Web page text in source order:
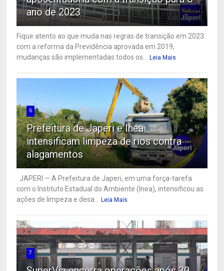
ano de 2023
Fique atento ao que muda nas regras de transição em 2023:
com a reforma da Previdência aprovada em 2019,
mudanças são implementadas todos os...
Leia Mais
6
Prefeitura de Japeri e Inea
intensificam limpeza de rios contra
alagamentos
JAPERI — A Prefeitura de Japeri, em uma força-tarefa
com o Instituto Estadual do Ambiente (Inea), intensificou as
ações de limpeza e desa...
Leia Mais
7